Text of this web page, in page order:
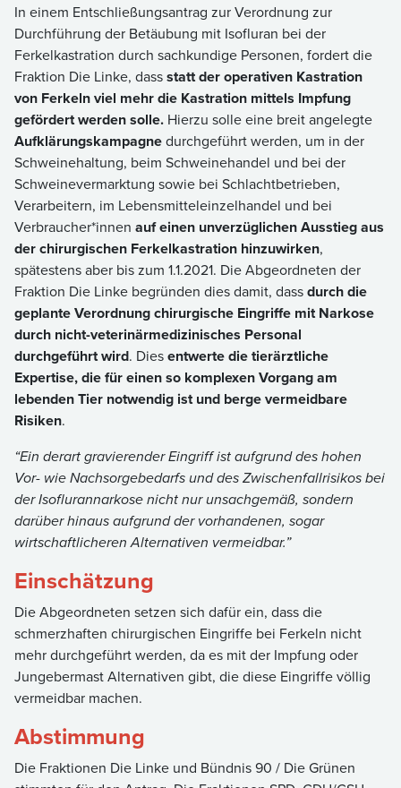
In einem Entschließungsantrag zur Verordnung zur
Durchführung der Betäubung mit Isofluran bei der
Ferkelkastration durch sachkundige Personen, fordert die
Fraktion Die Linke, dassstatt der operativen Kastration
von Ferkeln viel mehr die Kastration mittels Impfung
gefördert werden solle. Hierzu solle eine breit angelegte
Aufklärungskampagnedurchgeführt werden, um in der
Schweinehaltung, beim Schweinehandel und bei der
Schweinevermarktung sowie bei Schlachtbetrieben,
Verarbeitern, im Lebensmitteleinzelhandel und bei
Verbraucher*innen auf einen unverzüglichen Ausstieg aus
der chirurgischen Ferkelkastration hinzuwirken,
spätestens aber bis zum 1.1.2021. Die Abgeordneten der
Fraktion Die Linke begründen dies damit, dassdurch die
geplante Verordnung chirurgische Eingriffe mit Narkose
durch nicht-veterinärmedizinisches Personal
durchgeführt wird. Diesentwerte die tierärztliche
Expertise, die für einen so komplexen Vorgang am
lebenden Tier notwendig ist und berge vermeidbare
Risiken.
“Ein derart gravierender Eingriff ist aufgrund des hohen
Vor- wie Nachsorgebedarfs und des Zwischenfallrisikos bei
der Isoflurannarkose nicht nur unsachgemäß, sondern
darüber hinaus aufgrund der vorhandenen, sogar
wirtschaftlicheren Alternativen vermeidbar.”
Einschätzung
Die Abgeordneten setzen sich dafür ein, dass die
schmerzhaften chirurgischen Eingriffe bei Ferkeln nicht
mehr durchgeführt werden, da es mit der Impfung oder
Jungebermast Alternativen gibt, die diese Eingriffe völlig
vermeidbar machen.
Abstimmung
Die Fraktionen Die Linke und Bündnis 90 / Die Grünen